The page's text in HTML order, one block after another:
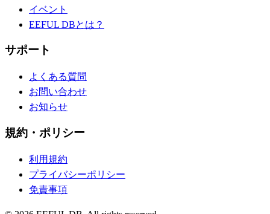
イベント
EEFUL DBとは？
サポート
よくある質問
お問い合わせ
お知らせ
規約・ポリシー
利用規約
プライバシーポリシー
免責事項